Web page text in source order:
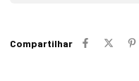
Compartilhar